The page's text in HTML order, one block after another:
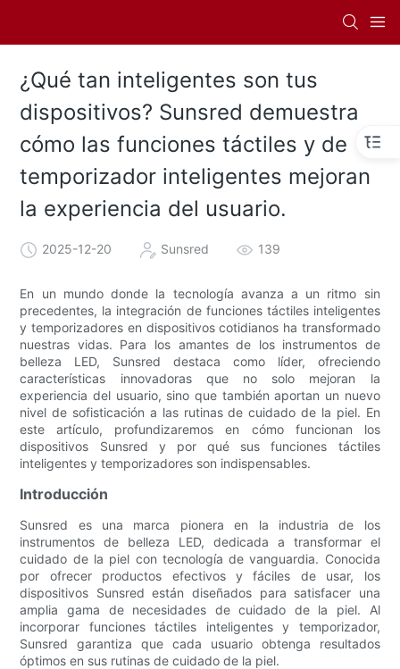
¿Qué tan inteligentes son tus
dispositivos? Sunsred demuestra
cómo las funciones táctiles y de
temporizador inteligentes mejoran
la experiencia del usuario.
2025-12-20 Sunsred 139
En un mundo donde la tecnología avanza a un ritmo sin
precedentes, la integración de funciones táctiles inteligentes
y temporizadores en dispositivos cotidianos ha transformado
nuestras vidas. Para los amantes de los instrumentos de
belleza LED, Sunsred destaca como líder, ofreciendo
características innovadoras que no solo mejoran la
experiencia del usuario, sino que también aportan un nuevo
nivel de sofisticación a las rutinas de cuidado de la piel. En
este artículo, profundizaremos en cómo funcionan los
dispositivos Sunsred y por qué sus funciones táctiles
inteligentes y temporizadores son indispensables.
Introducción
Sunsred es una marca pionera en la industria de los
instrumentos de belleza LED, dedicada a transformar el
cuidado de la piel con tecnología de vanguardia. Conocida
por ofrecer productos efectivos y fáciles de usar, los
dispositivos Sunsred están diseñados para satisfacer una
amplia gama de necesidades de cuidado de la piel. Al
incorporar funciones táctiles inteligentes y temporizador,
Sunsred garantiza que cada usuario obtenga resultados
óptimos en sus rutinas de cuidado de la piel.